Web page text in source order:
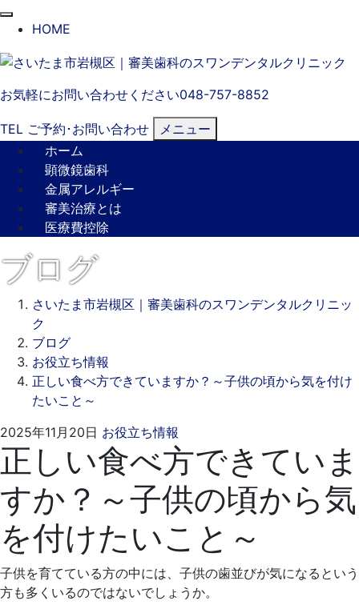
る
HOME
お気軽にお問い合わせください048-757-8852
TEL ご予約･ お問い合わせ
メニュー
ホーム
顕微鏡歯科
金属アレルギー
審美治療とは
医療費控除
ブログ
さいたま市岩槻区｜審美歯科のスワンデンタルクリニッ
ク
ブログ
お役立ち情報
正しい食べ方できていますか？～子供の頃から気を付け
たいこと～
2025年11月20日 お役立ち情報
年
10
月
29
日
ワ
ン
デ
ン
タ
ル
ク
リ
ニ
正しい食べ方できていま
すか？～子供の頃から気
を付けたいこと～
子供を育てている方の中には、子供の歯並びが気になるという
方も多くいるのではないでしょうか。